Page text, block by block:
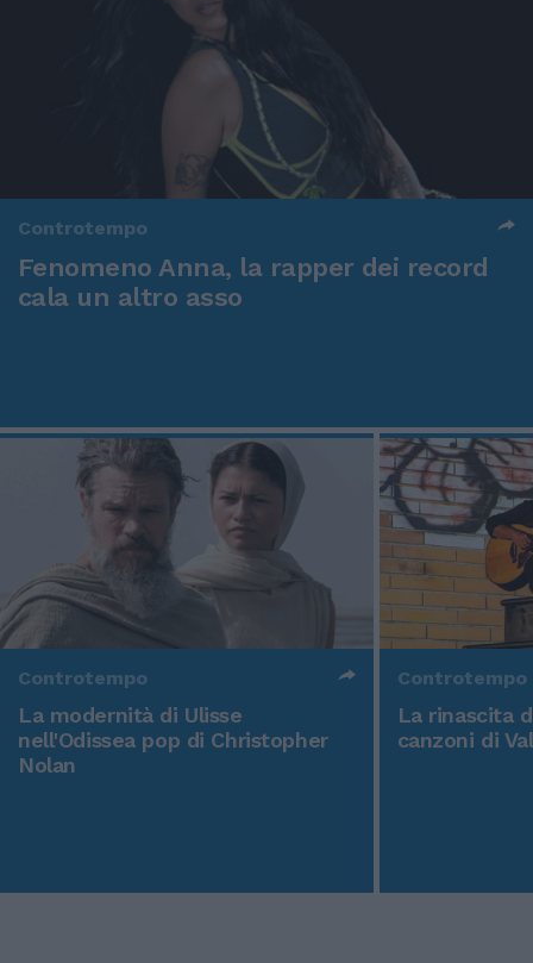
Controtempo
Fenomeno Anna, la rapper dei record
cala un altro asso
Controtempo
La modernità di Ulisse
nell'Odissea pop di Christopher
Nolan
Controtempo
La rinascita
canzoni di